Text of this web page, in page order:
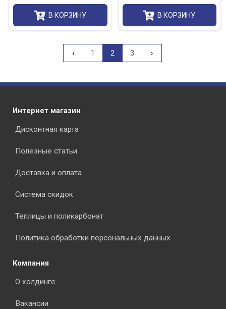
В КОРЗИНУ В КОРЗИНУ
‹Назад1 2 3 ›Вперёд
Интернет магазин
Дисконтная карта
Полезные статьи
Доставка и оплата
Система скидок
Теплицы и поликарбонат
Политика обработки персональных данных
Компания
О холдинге
Вакансии